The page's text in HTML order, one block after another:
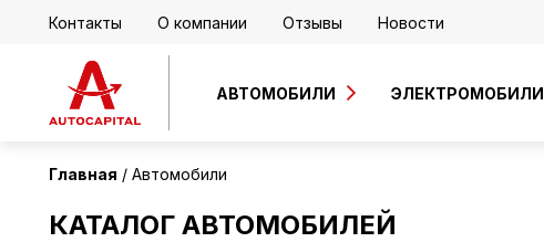
Контакты О компании Отзывы Новости
АВТОМОБИЛИ ЭЛЕКТРОМОБИЛИ
Главная Автомобили
КАТАЛОГ АВТОМОБИЛЕЙ